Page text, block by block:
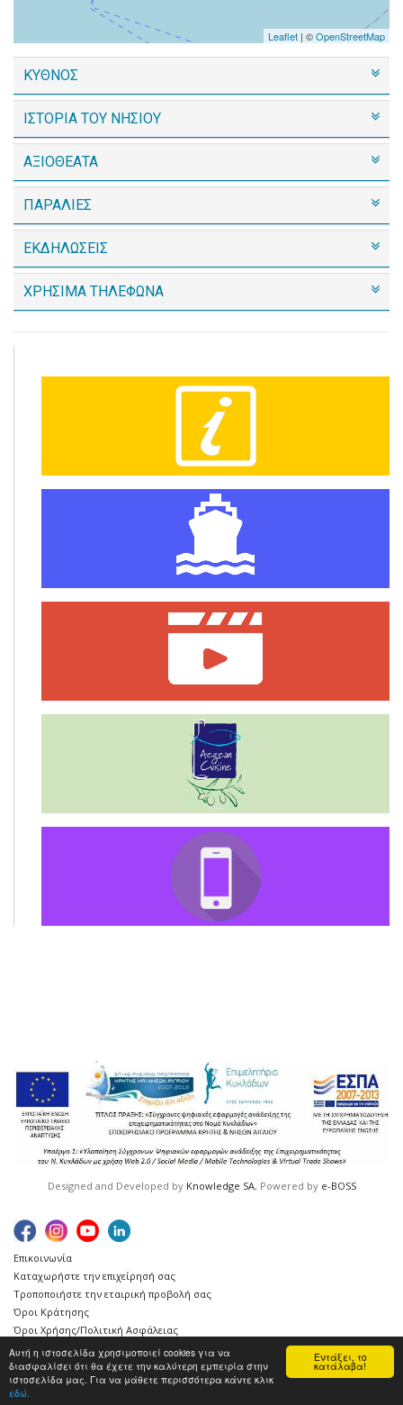
Εντάξει, το
κατάλαβα!
Αυτή η ιστοσελίδα χρησιμοποιεί cookies για να
διασφαλίσει ότι θα έχετε την καλύτερη εμπειρία στην
ιστοσελίδα μας. Για να μάθετε περισσότερα κάντε κλικ
εδώ.
Leaflet | ©OpenStreetMap
ΚΥΘΝΟΣ
ΙΣΤΟΡΙΑ ΤΟΥ ΝΗΣΙΟΥ
ΑΞΙΟΘΕΑΤΑ
ΠΑΡΑΛΙΕΣ
ΕΚΔΗΛΩΣΕΙΣ
ΧΡΗΣΙΜΑ ΤΗΛΕΦΩΝΑ
Designed and Developed by Knowledge SA, Powered by e-BOSS
Επικοινωνία
Καταχωρήστε την επιχείρησή σας
Τροποποιήστε την εταιρική προβολή σας
Όροι Κράτησης
Όροι Χρήσης/Πολιτική Ασφάλειας
Για καταλυματίες & ξενοδόχους